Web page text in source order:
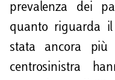
prevalenza dei
quanto riguarda
stata ancora
centrosinistra